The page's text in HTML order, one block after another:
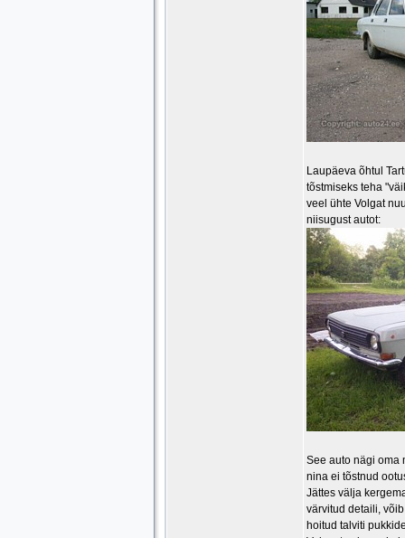
Laupäeva õhtul
tõstmiseks teha
veel ühte Volgat
niisugust autot:
See auto nägi oma
nina ei tõstnud
Jättes välja
värvitud detaili,
hoitud talviti